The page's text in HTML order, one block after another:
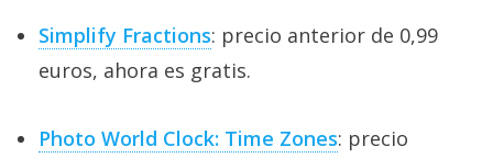
Simplify Fractions: precio anterior de 0,99
euros, ahora es gratis.
Photo World Clock: Time Zones: precio